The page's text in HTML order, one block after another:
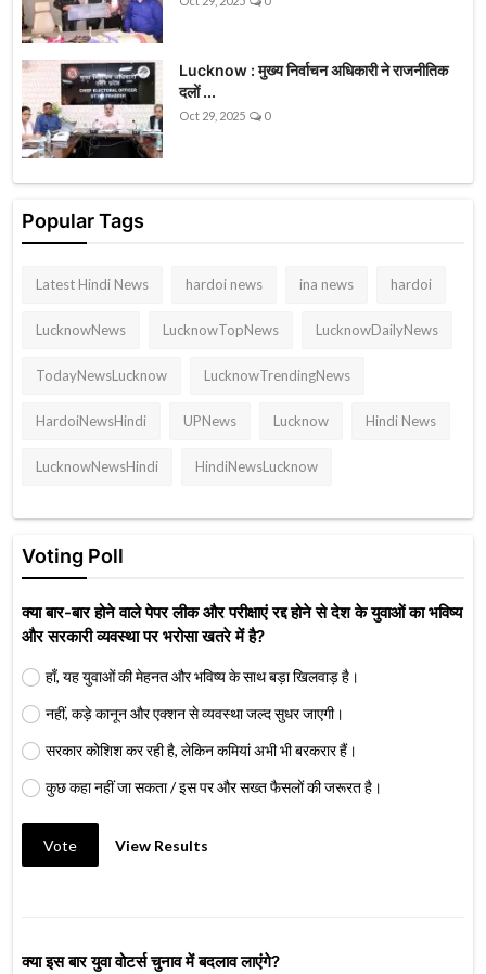
Lucknow : मुख्य निर्वाचन अधिकारी ने राजनीतिक
दलों ...
Oct 29, 2025 0
Popular Tags
Latest Hindi News hardoi news ina news hardoi
LucknowNews LucknowTopNews LucknowDailyNews
TodayNewsLucknow LucknowTrendingNews
HardoiNewsHindi UPNews Lucknow Hindi News
LucknowNewsHindi HindiNewsLucknow
Voting Poll
क्या बार-बार होने वाले पेपर लीक और परीक्षाएं रद्द होने से देश के युवाओं का भविष्य
और सरकारी व्यवस्था पर भरोसा खतरे में है?
हाँ, यह युवाओं की मेहनत और भविष्य के साथ बड़ा खिलवाड़ है।
नहीं, कड़े कानून और एक्शन से व्यवस्था जल्द सुधर जाएगी।
सरकार कोशिश कर रही है, लेकिन कमियां अभी भी बरकरार हैं।
कुछ कहा नहीं जा सकता / इस पर और सख्त फैसलों की जरूरत है।
Vote View Results
क्या इस बार युवा वोटर्स चुनाव में बदलाव लाएंगे?